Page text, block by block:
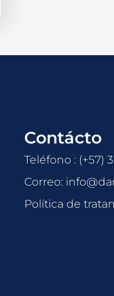
Contácto
Teléfono : (+57)
Correo:
Política de